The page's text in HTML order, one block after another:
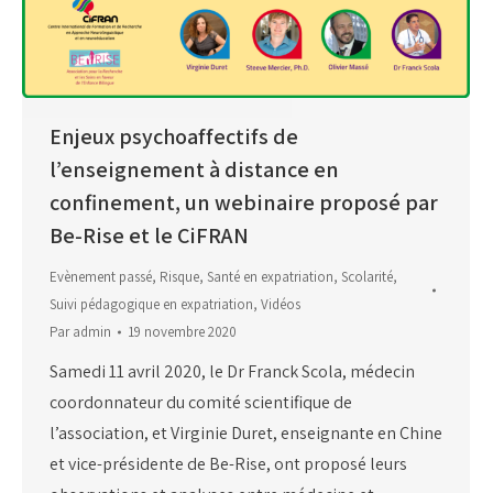
Enjeux psychoaffectifs de
l’enseignement à distance en
confinement, un webinaire proposé par
Be-Rise et le CiFRAN
Evènement passé, Risque, Santé en expatriation, Scolarité,
Suivi pédagogique en expatriation, Vidéos
Paradmin 19 novembre 2020
Samedi 11 avril 2020, le Dr Franck Scola, médecin
coordonnateur du comité scientifique de
l’association, et Virginie Duret, enseignante en Chine
et vice-présidente de Be-Rise, ont proposé leurs